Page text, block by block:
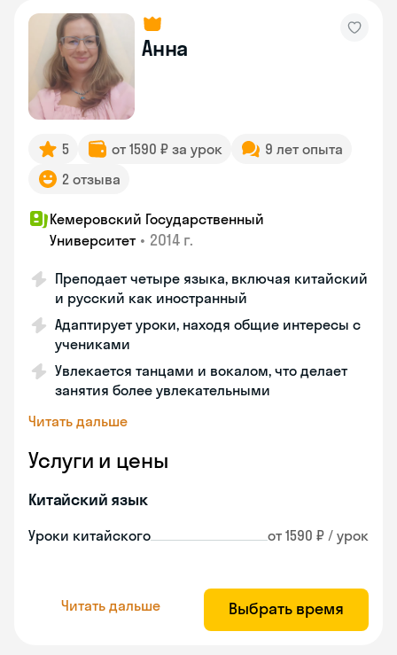
Анна
5 от 1590 ₽ за урок
9 лет опыта
2 отзыва
Кемеровский Государственный
Университет • 2014 г.
Преподает четыре языка, включая китайский
и русский как иностранный
Адаптирует уроки, находя общие интересы с
учениками
Увлекается танцами и вокалом, что делает
занятия более увлекательными
Читать дальше
Услуги и цены
Китайский язык
Уроки китайского от 1590 ₽ / урок
Читать дальше Выбрать время